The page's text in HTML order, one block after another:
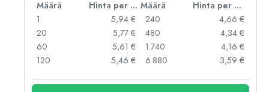
Määrä Hinta per kpl Määrä
Hinta per kpl
1
5,94 €
20
5,77 €
60
5,61 €
120
5,46 €
240
4,66 €
480
4,34 €
1.740
4,16 €
6.880
3,59 €